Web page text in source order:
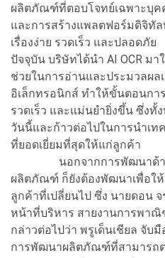
ผลิตภัณฑ์ที่ตอบโจทย์เฉพาะบุคค
และการสร้างแพลตฟอร์มดิจิทัล
เรื่องง่าย รวดเร็ว และปลอดภัย
ปัจจุบัน บริษัทได้นำ AI OCR มา
ช่วยในการอ่านและประมวลผล
อิเล็กทรอนิกส์ ทำให้ขั้นตอนก
รวดเร็ว และแม่นยำยิ่งขึ้น ซึ่ง
วันนี้และก้าวต่อไปในการนำเ
ที่ยอดเยี่ยมที่สุดให้แก่ลูกค้า
นอกจากการพัฒนาด้านบ
ผลิตภัณฑ์ ก็ยังต้องพัฒนาเพื่อใ
ลูกค้าที่เปลี่ยนไป ซึ่ง นายดอน
หน้าที่บริหาร สายงานการพาณิ
กล่าวต่อไปว่า พรูเด็นเชียล จับ
การพัฒนาผลิตภัณฑ์ที่สามารถ